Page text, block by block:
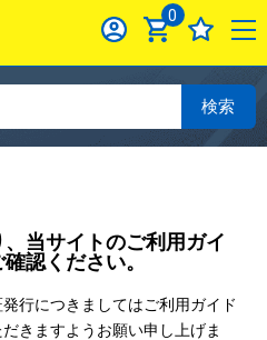
0
検索
当サイトのご利用ガイ
認ください。
行につきましてはご利用ガイド
きますようお願い申し上げま